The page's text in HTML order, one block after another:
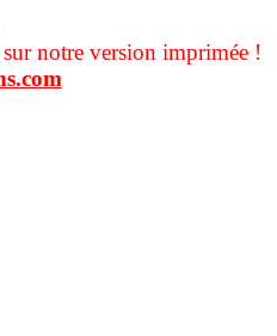
notre version imprimée !